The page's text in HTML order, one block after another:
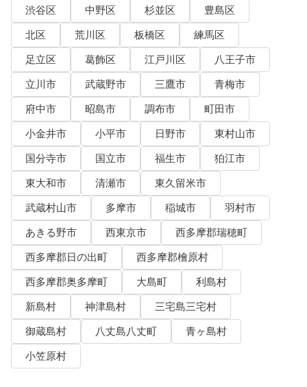
渋谷区
中野区 杉並区
豊島区
北区
荒川区 板橋区
練馬区
足立区
葛飾区 江戸川区
八王子市
立川市
武蔵野市 三鷹市
青梅市
府中市
昭島市 調布市
町田市
小金井市
小平市 日野市
東村山市
国分寺市
国立市 福生市
狛江市
東大和市
清瀬市
東久留米市
武蔵村山市
多摩市 稲城市
羽村市
あきる野市
西東京市
西多摩郡瑞穂町
西多摩郡日の出町
西多摩郡檜原村
西多摩郡奥多摩町
大島町
利島村
新島村
神津島村
三宅島三宅村
御蔵島村
八丈島八丈町
青ヶ島村
小笠原村